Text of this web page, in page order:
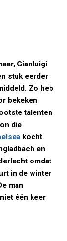
Gianluigi
stuk eerder
Zo heb
bekeken
talenten
die
kocht
en
omdat
in de winter
man
één keer